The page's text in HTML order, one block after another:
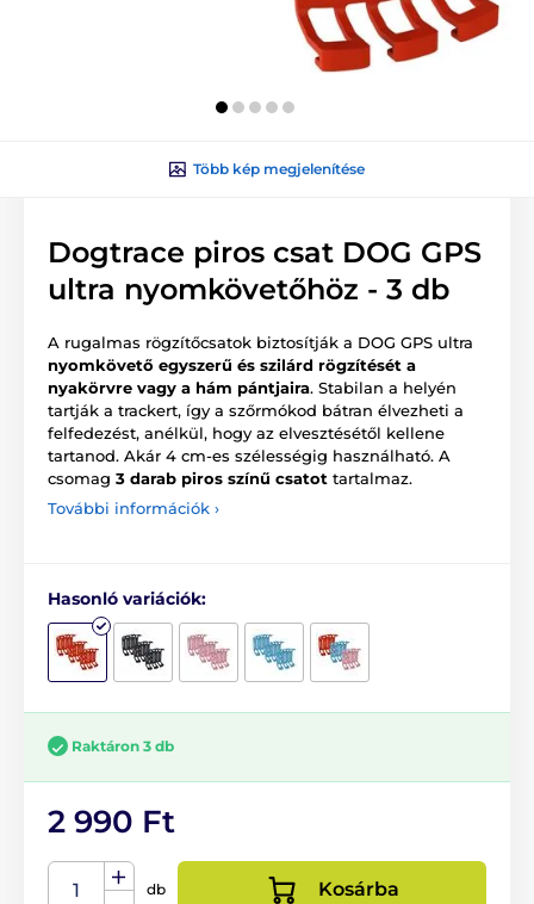
Több kép megjelenítése
Dogtrace piros csat DOG GPS
ultra nyomkövetőhöz - 3 db
A rugalmas rögzítőcsatok biztosítják a DOG GPS ultra
nyomkövető egyszerű és szilárd rögzítését a
nyakörvre vagy a hám pántjaira. Stabilan a helyén
tartják a trackert, így a szőrmókod bátran élvezheti a
felfedezést, anélkül, hogy az elvesztésétől kellene
tartanod. Akár 4 cm-es szélességig használható. A
csomag 3 darab piros színű csatot tartalmaz.
További információk ›
Hasonló variációk:
Raktáron 3 db
2 990 Ft
db Kosárba